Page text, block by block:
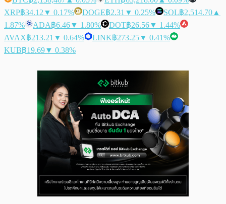
XRP฿34.12 ▼ 0.17% DOGE฿2.31 ▼ 0.25% SOL฿2,514.70 ▲
1.87%
ADA฿6.46▼ 1.80% DOT฿26.56▼ 1.44%
AVAX฿213.21 ▼ 0.64% LINK฿273.25▼ 0.41%
KUB฿19.69▼ 0.38%